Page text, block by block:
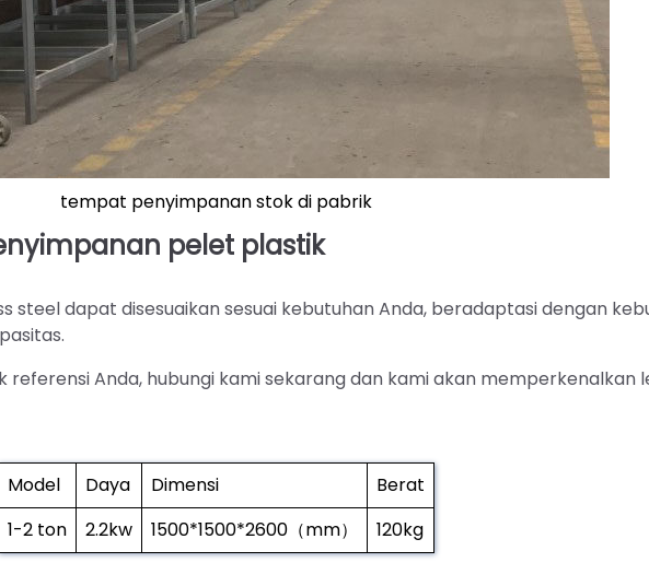
tempat penyimpanan stok di pabrik
pelet plastik
steel dapat disesuaikan sesuai kebutuhan Anda, beradaptasi dengan
Anda, hubungi kami sekarang dan kami akan memperkenalkan
Model Daya Dimensi
Berat
1-2 ton
2.2kw 1500*1500*2600（mm） 120kg